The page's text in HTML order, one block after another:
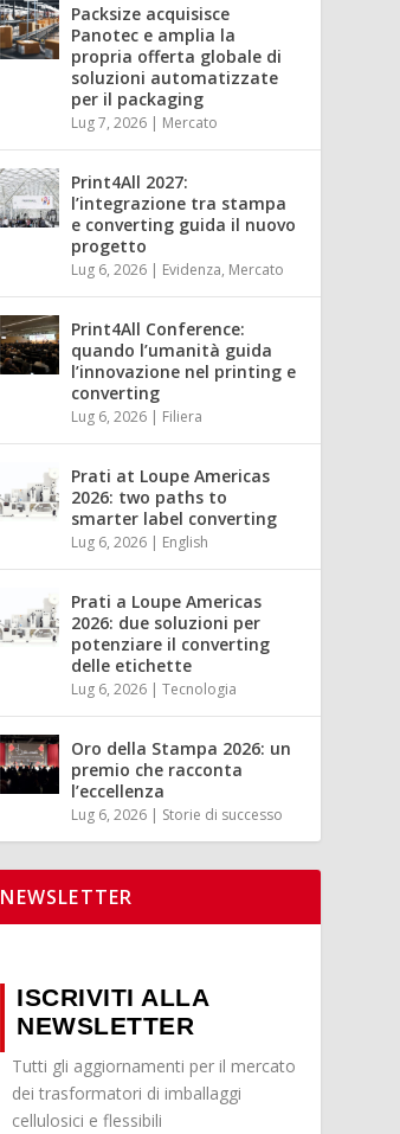
Packsize acquisisce
Panotec e amplia la
propria offerta globale di
soluzioni automatizzate
per il packaging
Lug 7, 2026 | Mercato
Print4All 2027:
l’integrazione tra stampa
e converting guida il nuovo
progetto
Lug 6, 2026 | Evidenza, Mercato
Print4All Conference:
quando l’umanità guida
l’innovazione nel printing e
converting
Lug 6, 2026 | Filiera
Prati at Loupe Americas
2026: two paths to
smarter label converting
Lug 6, 2026 | English
Prati a Loupe Americas
2026: due soluzioni per
potenziare il converting
delle etichette
Lug 6, 2026 |Tecnologia
Oro della Stampa 2026: un
premio che racconta
l’eccellenza
Lug 6, 2026 | Storie di successo
NEWSLETTER
ISCRIVITI ALLA
NEWSLETTER
Tutti gli aggiornamenti per il mercato
dei trasformatori di imballaggi
cellulosici e flessibili